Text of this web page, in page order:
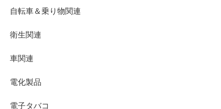
自転車＆乗り物関連
衛生関連
車関連
電化製品
電子タバコ